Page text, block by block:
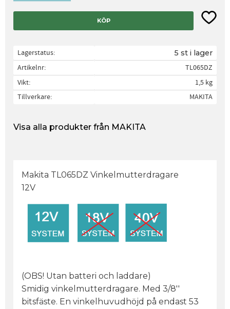
KÖP Lägg
Lagerstatus 5 st i lager
Artikelnr
TL065DZ
Vikt
1,5 kg
Tillverkare
MAKITA
Visa alla produkter från MAKITA
Makita TL065DZ Vinkelmutterdragare
12V
(OBS! Utan batteri och laddare)
Smidig vinkelmutterdragare. Med 3/8''
bitsfäste. En vinkelhuvudhöjd på endast 53